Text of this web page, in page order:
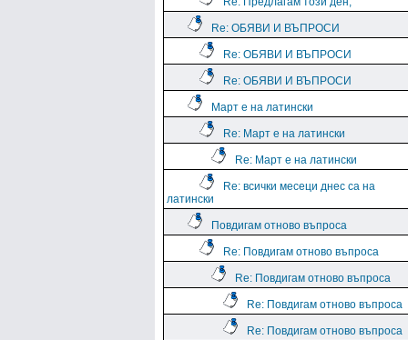
Re: ОБЯВИ И ВЪПРОСИ
Re: ОБЯВИ И ВЪПРОСИ
Re: ОБЯВИ И ВЪПРОСИ
Март е на латински
Re: Март е на латински
Re: Март е на латински
Re: всички месеци днес са на
латински
Повдигам отново въпроса
Re: Повдигам отново въпроса
Re: Повдигам отново въпроса
Re: Повдигам отново въпроса
Re: Повдигам отново въпроса